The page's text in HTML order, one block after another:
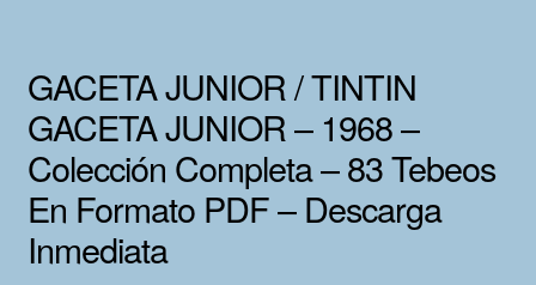
Lotes 100
Adultos
Porno 3D
GACETA JUNIOR / TINTIN
GACETA JUNIOR – 1968 –
Colección Completa – 83 Tebeos
En Formato PDF – Descarga
Inmediata